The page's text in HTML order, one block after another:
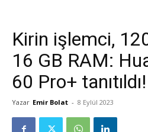
Kirin işlemci,
16 GB RAM:
60 Pro+ tanıtıldı!
Yazar Emir Bolat - 8 Eylül 2023